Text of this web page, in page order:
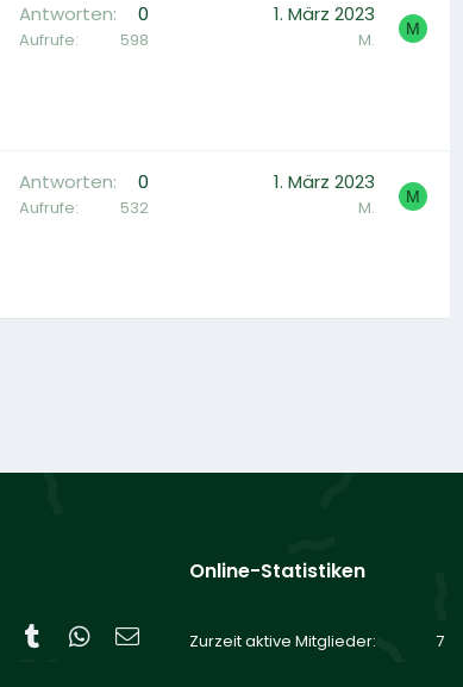
Antworten 0
Aufrufe 598
1. März 2023
M. M
Antworten 0
Aufrufe 532
1. März 2023
M. M
Pinterest
Tumblr WhatsApp
E-Mail
Online-Statistiken
Zurzeit aktive Mitglieder 7